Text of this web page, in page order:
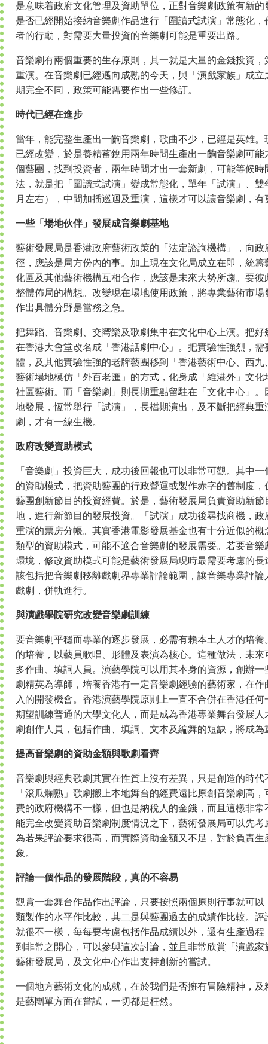
是意味着政府文化管理及資助單位，正對音樂劇政策有新
是否已經開始接納音樂劇作品進行「圍讀式試演」常態化
者的行動，對需要大量投資的音樂劇可能是重要出路。
音樂劇有兩個重要的生存原則，其一就是大量的金錢投資
重演。在音樂劇已經邁向成熟的今天，與「演戲家族」成
期完全不同，政策可能需要作出一些修訂。
時代已經在進步
當年，能完整生產出一齣音樂劇，歌曲不少，已經是英雄
已經改變，於是養精蓄銳用兩年時間生產出一齣音樂劇可
個藝團，找到投資者，兩年時間才出一套新劇，可能等候
法，就是把「圍讀式試演」變成常態化，單年「試演」、
月左右），中間加插巡迴及重演，這樣才可以讓音樂劇，
一些「場地伙伴」發展成音樂劇基地
藝術發展局是香港政府藝術政策的「法定諮詢機構」，向
徑，應該是局方份內的事。加上現在文化局成立在即，統
化區及其他藝術機構互相合作，應該是未來大勢所趨。要
整體佈局的構想。改變現在場地使用政策，將專業藝術市
作出具體分野是當務之急。
把舞蹈、音樂劇、交嚮樂及歌劇集中在文化中心上演。把
在香港大會堂改名成「香港話劇中心」。把實驗性強烈，
體，及其他實驗性強的老牌藝團移到「香港藝術中心、西
藝術場地模仿「外百老匯」的方式，化身成「維港外」文
社區藝術。而「音樂劇」則長期重點留駐在「文化中心」
地發展，恆常舉行「試演」，長檔期演出，及不斷把經典
劇，才有一線生機。
政府改變資助模式
「音樂劇」投資巨大，成功後回報也可以非常可觀。其中
的資助模式，把資助藝團的行政營運或製作赤字的舊制度
藝團創新節目的投資經費。於是，藝術發展局負責資助新
地，進行新節目的發展投資。「試演」成功後尋找商機，
重演的票房分帳。其實香港電影發展基金也有十分近似的
類型的資助模式，可能不適合音樂劇的發展需要。若要音
環境，修改資助模式可能是藝術發展局現時最需要考慮的
該包括把音樂劇移離戲劇界專業評論範圍，讓音樂專業評
戲劇，併軌進行。
與演戲學院研究改變音樂劇訓練
要音樂劇平穩而專業的逐步發展，必需有賴本土人才的培
的培養，以藝員歌唱、形體及表演為核心。這種做法，未
多作曲、填詞人員。演藝學院可以用其本身的資源，創辦
劇精英為導師，培養香港有一定音樂劇經驗的藝術家，在
入的開發機會。香港演藝學院原則上一直不合併在香港任
期望訓練普通的大學文化人，而是成為香港專業舞台發展
劇創作人員，包括作曲、填詞、文本及編舞的短缺，將成為
提高音樂劇的資助金額與歌劇看齊
音樂劇與經典歌劇其實在性質上沒有差異，只是創造的時
「滾瓜爛熟」歌劇搬上本地舞台的經費遠比原創音樂劇高
費的政府機構不一樣，但也是納稅人的金錢，而且這樣非
能完全改變資助音樂劇制度情況之下，藝術發展局可以先
為若果評論要求很高，而實際資助金額又不足，對於負責
象。
評論一個作品的發展階段，真的不容易
觀賞一套舞台作品作出評論，只要按照兩個原則行事就可
類製作的水平作比較，其二是與藝團過去的成績作比較。
就很不一樣，每每要考慮包括作品成績以外，還有生產過
到非常之開心，可以參與這次討論，並且非常欣賞「演戲
藝術發展局，及文化中心作出支持創新的嘗試。
一個地方藝術文化的成就，在於我們是否擁有冒險精神，
是藝團單方面在嘗試，一切都是枉然。